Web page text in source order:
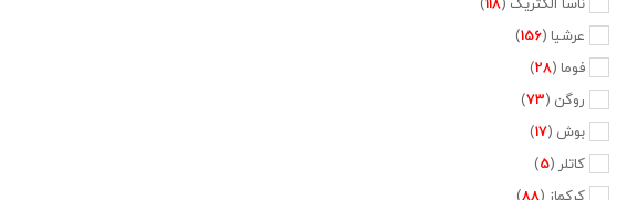
ناسا الکتریک (118
)
عرشیا (156
)
فوما (28
)
روگن (73
)
بوش (17
)
کاتلر (5
)